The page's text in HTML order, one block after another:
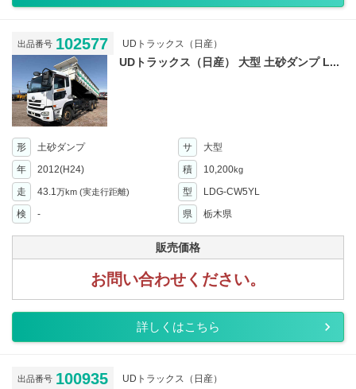
出品番号 102577 UDトラックス（日産）
UDトラックス（日産） 大型 土砂ダンプ L...
形 土砂ダンプ サ
大型
年
2012(H24) 積 10,200kg
走 43.1万km (実走行距離) 型
LDG-CW5YL
検
- 県 栃木県
販売価格
お問い合わせください。
詳しくはこちら
出品番号 100935 UDトラックス（日産）